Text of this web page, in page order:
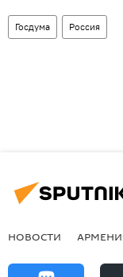
Госдума Россия
НОВОСТИ